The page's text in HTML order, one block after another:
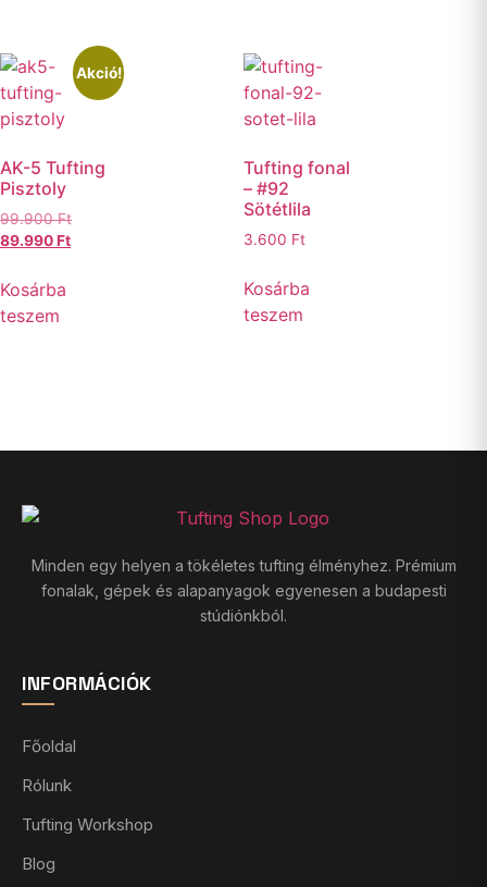
Akció!
AK-5 Tufting
Pisztoly
99.900Ft
89.990Ft
Kosárba
teszem
Tufting fonal
– #92
Sötétlila
3.600 Ft
Kosárba
teszem
Minden egy helyen a tökéletes tufting élményhez. Prémium
fonalak, gépek és alapanyagok egyenesen a budapesti
stúdiónkból.
INFORMÁCIÓK
Főoldal
Rólunk
Tufting Workshop
Blog